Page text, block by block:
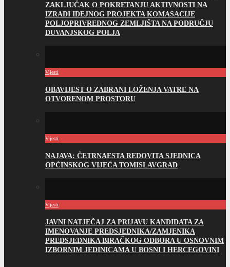
ZAKLJUČAK O POKRETANJU AKTIVNOSTI NA
IZRADI IDEJNOG PROJEKTA KOMASACIJE
POLJOPRIVREDNOG ZEMLJIŠTA NA PODRUČJU
DUVANJSKOG POLJA
Vijesti
OBAVIJEST O ZABRANI LOŽENJA VATRE NA
OTVORENOM PROSTORU
Vijesti
NAJAVA: ČETRNAESTA REDOVITA SJEDNICA
OPĆINSKOG VIJEĆA TOMISLAVGRAD
Vijesti
JAVNI NATJEČAJ ZA PRIJAVU KANDIDATA ZA
IMENOVANJE PREDSJEDNIKA/ZAMJENIKA
PREDSJEDNIKA BIRAČKOG ODBORA U OSNOVNIM
IZBORNIM JEDINICAMA U BOSNI I HERCEGOVINI